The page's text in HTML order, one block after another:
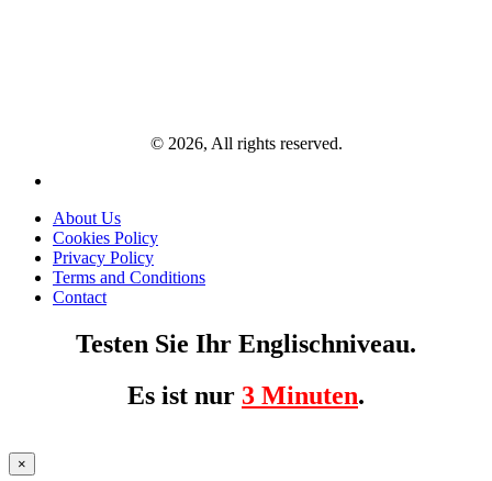
© 2026, All rights reserved.
About Us
Cookies Policy
Privacy Policy
Terms and Conditions
Contact
Testen Sie Ihr Englischniveau.
Es ist nur 3 Minuten.
×